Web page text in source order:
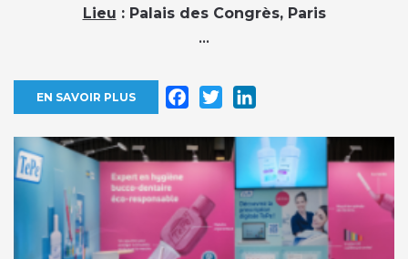
Lieu : Palais des Congrès, Paris
...
EN SAVOIR PLUS Facebook
Twitter